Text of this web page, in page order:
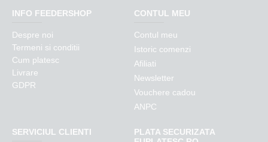
INFO FEEDERSHOP
Despre noi
Termeni si conditii
Cum platesc
Livrare
GDPR
CONTUL MEU
Contul meu
Istoric comenzi
Afiliati
Newsletter
Vouchere cadou
ANPC
SERVICIUL CLIENTI
PLATA SECURIZATA